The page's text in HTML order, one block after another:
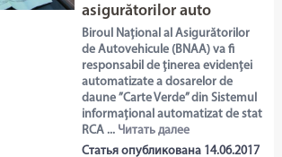
asigurătorilor auto
Biroul Național al Asigurătorilor
de Autovehicule (BNAA) va fi
responsabil de ținerea evidenței
automatizate a dosarelor de
daune ”Carte Verde” din Sistemul
informațional automatizat de stat
RCA ... Читать далее
Статья опубликована 14.06.2017